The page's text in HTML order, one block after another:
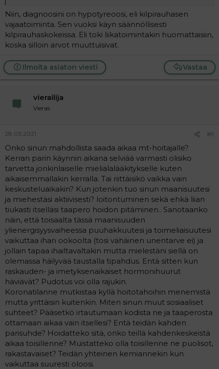
Niin, diagnoosini on hypotyreoosi, eli kilpirauhasen
vajaatoiminta. Sen vuoksi käyn säännöllisesti
kilpirauhaskokeissa. Eli toki liikatoimintakin huomattaisiin,
koska silloin arvot muuttuisivat.
Vastaa
Ilmoita asiaton viesti
vierailija
Vieras
28.03.2021 #9
Onko sinun mahdollista saada aikaa mt-hoitajalle?
Kerran parin käynnin aikana selviää varmasti olisiko
tarvetta jonkinlaiselle mielialalääkitykselle kuten
aikaisemmallakin kerralla. Tai riittäisikö vaikka vain
keskusteluaikakin? Kun jotenkin tuo sinun maanisuutesi
ja miehestäsi aktiivisesti? loitontuminen sekä ehkä liian
tiukasti itselläsi taapero hoidon pitäminen.. Sanotaanko
näin, että toisaalta tässä maanisuuden
ylienergisyysvaiheessa puuhakkuutesi ja toimeliaisuutesi
vaikuttaa ihan ookoolta (tosi vähäinen unentarve ei) ja
jollain tapaa ihailtavaltakin mutta mielestäni siellä on
olemassa häilyvää taustalla tipahdus. Entä sitten kun
raskauden- ja imetyksenaikaiset hormonihuurut
häviävät? Pudotus voi olla rajukin.
Koronatilanne mutkistaa kyllä hoitotahoihin menemistä
mutta yrittäisin kuitenkin. Miten sinun muut sosiaaliset
suhteet? Pääsetkö irtautumaan kodista ne ja taaperosta
ottamaan aikaa vain itsellesi? Entä teidän kahden
parisuhde? Hoidatteko sitä, onko teillä kahdenkeskeistä
aikaa toisillenne? Muistatteko olla toisillenne ne puolisot,
rakastavaiset? Teidän yhteinen kemiannekin kun
vaikuttaa suuresti oloosi.